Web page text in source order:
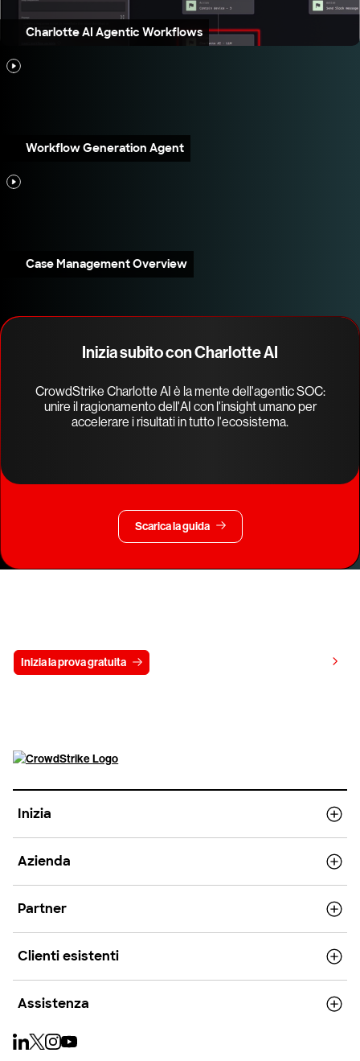
Charlotte AI Agentic Workflows
Workflow Generation Agent
Case Management Overview
Inizia subito con Charlotte AI
CrowdStrike Charlotte AI è la mente dell'agentic SOC:
unire il ragionamento dell'AI con l'insight umano per
accelerare i risultati in tutto l'ecosistema.
Scarica la guida
Inizia la prova gratuita
Inizia
Azienda
Partner
Clienti esistenti
Assistenza